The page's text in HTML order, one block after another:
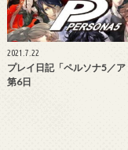
2021.7.22
プレイ日記「ペルソナ5／ア
第6日